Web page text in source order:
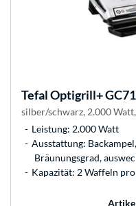
TefalOptigrill+
silber/schwarz, 2.000
Leistung: 2.000 Watt
Ausstattung:
Bräunungsgrad,
Kapazität: 2 Waffeln